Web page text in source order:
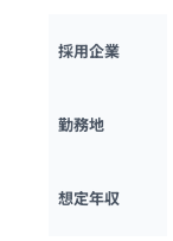
採用企業
勤務地
想定年収